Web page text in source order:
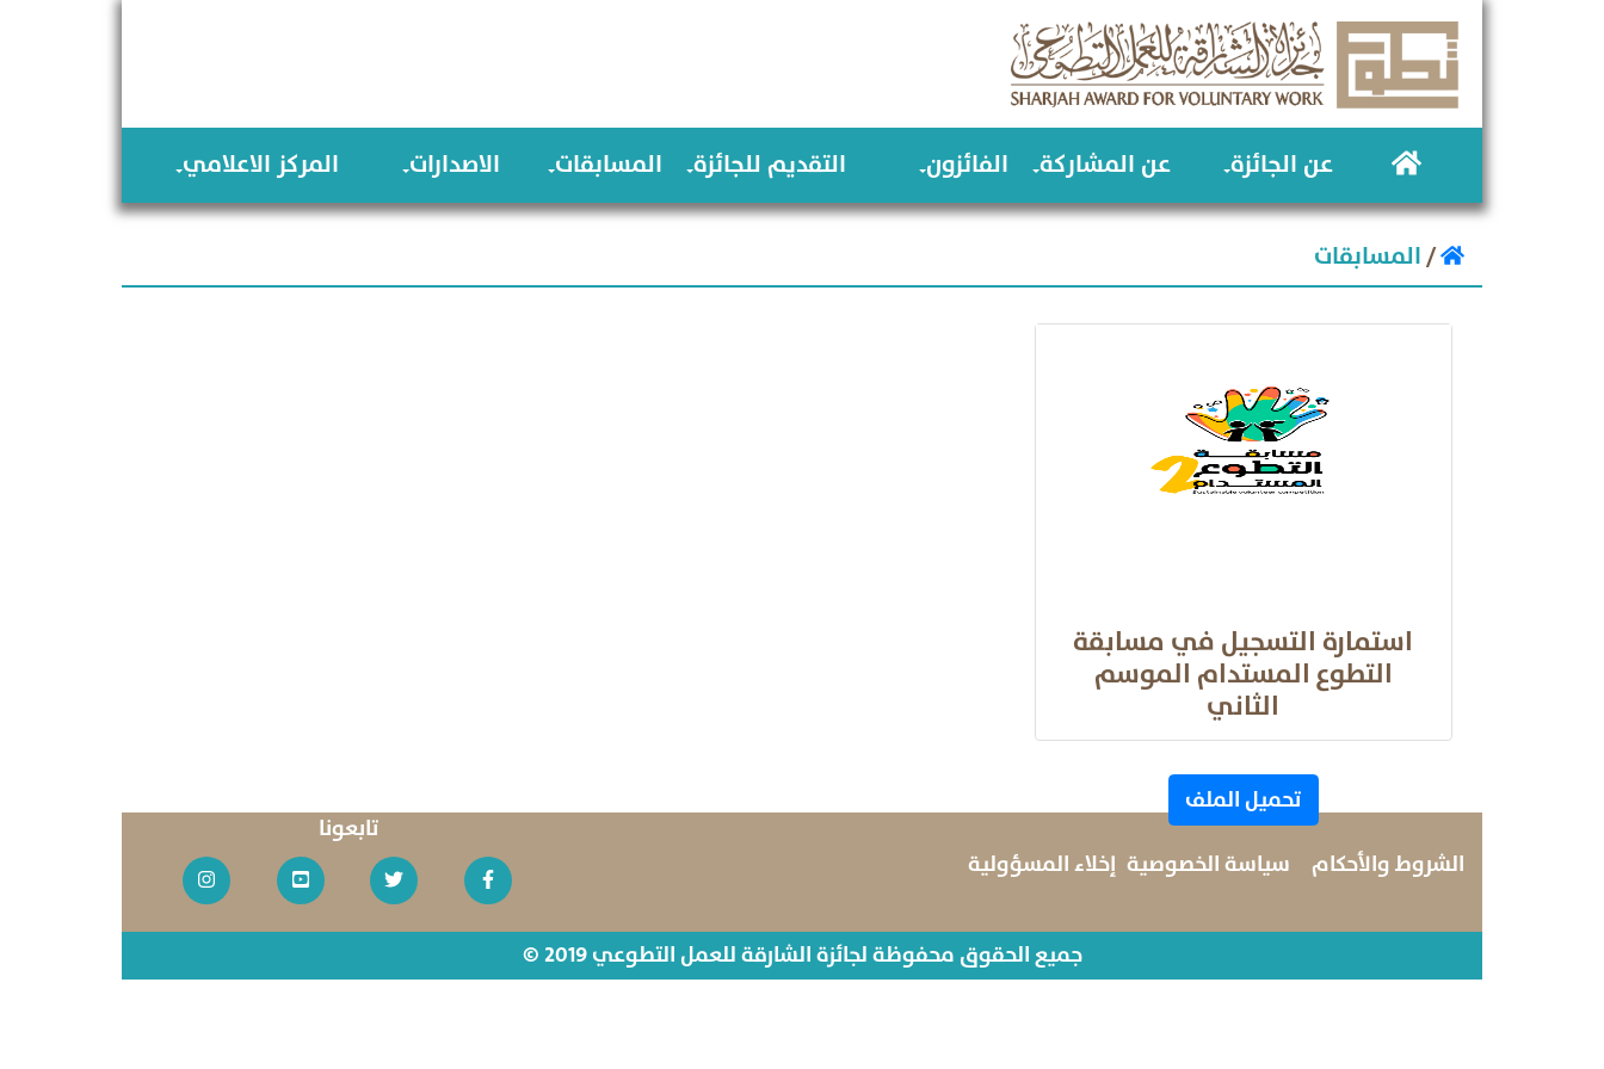
عن الجائزة عن المشاركة الفائزون التقديم للجائزة المسابقات الاصدارات المركز الاعلامي
/المسابقات
استمارة التسجيل في مسابقة
التطوع المستدام الموسم
الثاني
تحميل الملف
الشروط والأحكام
سياسة الخصوصية إخلاء المسؤولية
تابعونا
جميع الحقوق محفوظة لجائزة الشارقة للعمل التطوعي 2019 ©